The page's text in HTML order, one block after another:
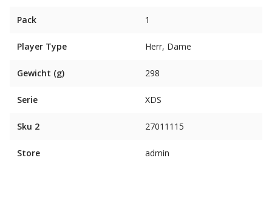
Pack 1
Player Type Herr, Dame
Gewicht (g) 298
Serie XDS
Sku 2 27011115
Store admin